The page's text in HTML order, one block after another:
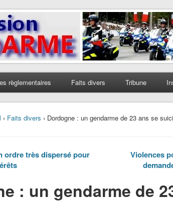
règlementaires Faits divers Tribune
› Faits divers › Dordogne : un gendarme de 23 ans se
ordre très dispersé pour
Violences
: un gendarme de